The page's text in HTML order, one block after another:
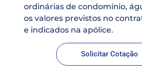
ordinárias de condomínio,
os valores previstos no
e indicados na apólice.
Solicitar Cotação